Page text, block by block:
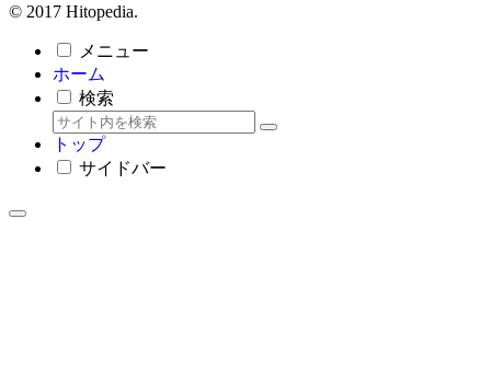
© 2017 Hitopedia.
メニュー
ホーム
検索
トップ
サイドバー